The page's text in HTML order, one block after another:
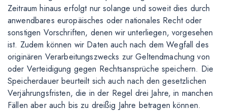
Zeitraum hinaus erfolgt nur solange und soweit dies durch
anwendbares europäisches oder nationales Recht oder
sonstigen Vorschriften, denen wir unterliegen, vorgesehen
ist. Zudem können wir Daten auch nach dem Wegfall des
originären Verarbeitungszwecks zur Geltendmachung von
oder Verteidigung gegen Rechtsansprüche speichern. Die
Speicherdauer beurteilt sich auch nach den gesetzlichen
Verjährungsfristen, die in der Regel drei Jahre, in manchen
Fällen aber auch bis zu dreißig Jahre betragen können.